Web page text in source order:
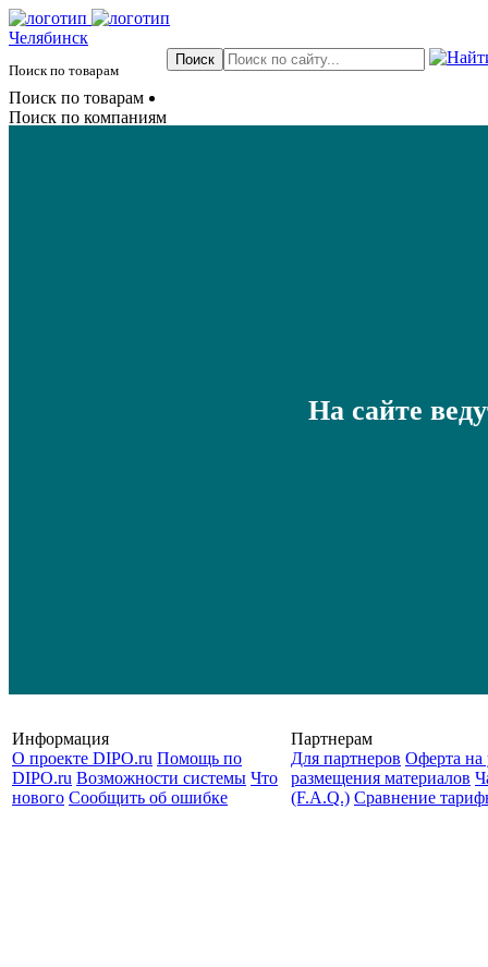
Челябинск
Поиск по товарам
Поиск по товарам
Поиск по компаниям
На сайте
Информация
О проекте DIPO.ru Помощь по
DIPO.ru Возможности системы Что
нового Сообщить об ошибке
Партнерам
Для партнеров Оферта на
размещения материалов
(F.A.Q.) Cравнение